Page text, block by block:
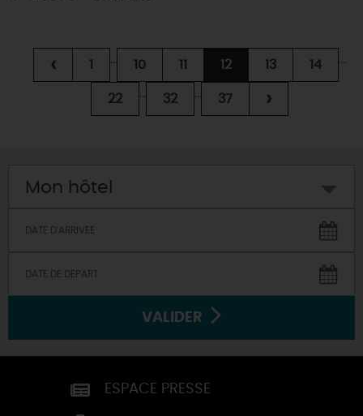
‹ 1 ... 10 11 12 13 14 ...
22 ... 32 ... 37 ›
Mon hôtel
VALIDER
ESPACE PRESSE